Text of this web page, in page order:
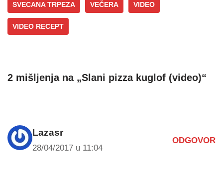
SVECANA TRPEZA VEČERA VIDEO
VIDEO RECEPT
2 mišljenja na „Slani pizza kuglof (video)“
Lazasr
28/04/2017 u 11:04
ODGOVOR